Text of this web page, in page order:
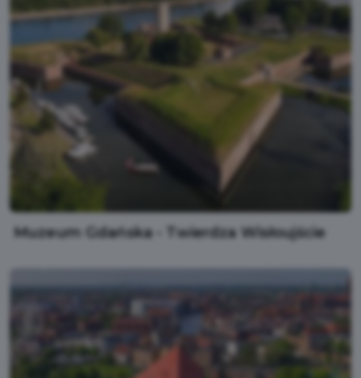
Muzeum Gdańska - Twierdza Wisłoujście